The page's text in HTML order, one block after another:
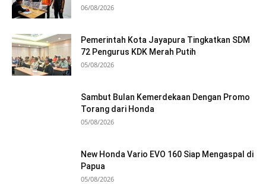
06/08/2026
Pemerintah Kota Jayapura Tingkatkan SDM
72 Pengurus KDK Merah Putih
05/08/2026
Sambut Bulan Kemerdekaan Dengan Promo
Torang dari Honda
05/08/2026
New Honda Vario EVO 160 Siap Mengaspal di
Papua
05/08/2026